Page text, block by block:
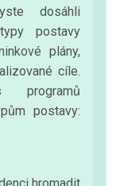
dosáhli
postavy
plány,
cíle.
postavy: